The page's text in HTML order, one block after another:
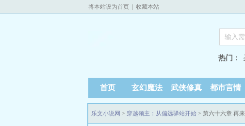
将本站设为首页 收藏本站
热门：
首页 玄幻魔法 武侠修真 都市言情
乐文小说网 > 穿越领主：从偏远驿站开始 > 第六十六章 再